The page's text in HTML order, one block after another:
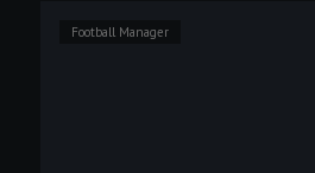
Football Manager